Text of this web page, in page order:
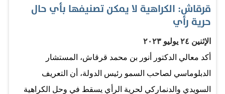
قرقاش: الكراهية لا يمكن تصنيفها بأي حال
حرية رأي
الإثنين ٢٤ يوليو ٢٠٢٣
أكد معالي الدكتور أنور بن محمد قرقاش، المستشار
الدبلوماسي لصاحب السمو رئيس الدولة، أن التعريف
السويدي والدنماركي لحرية الرأي يسقط في وحل الكراهية